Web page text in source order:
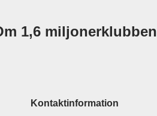
1,6 miljonerklubben
Kontaktinformation